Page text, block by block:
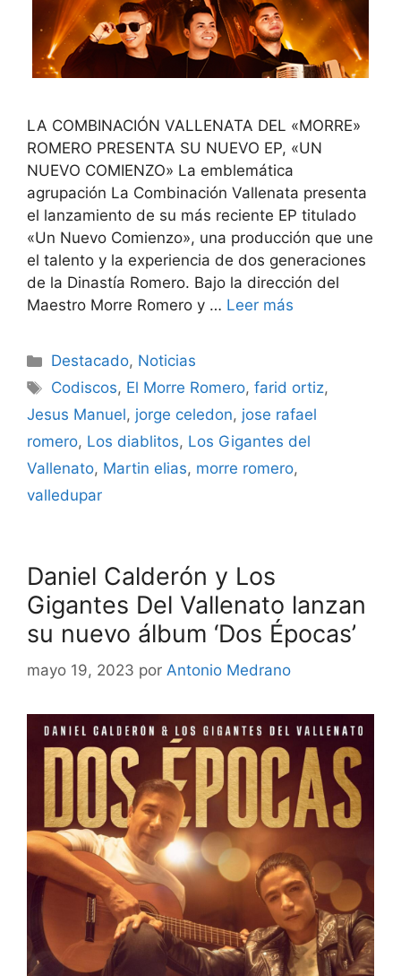
LA COMBINACIÓN VALLENATA DEL «MORRE»
ROMERO PRESENTA SU NUEVO EP, «UN
NUEVO COMIENZO» La emblemática
agrupación La Combinación Vallenata presenta
el lanzamiento de su más reciente EP titulado
«Un Nuevo Comienzo», una producción que une
el talento y la experiencia de dos generaciones
de la Dinastía Romero. Bajo la dirección del
Maestro Morre Romero y … Leer más
Destacado, Noticias
Codiscos, El Morre Romero,farid ortiz,
Jesus Manuel, jorge celedon, jose rafael
romero, Los diablitos, Los Gigantes del
Vallenato, Martin elias, morre romero,
valledupar
Daniel Calderón y Los
Gigantes Del Vallenato lanzan
su nuevo álbum ‘Dos Épocas’
mayo 19, 2023 por Antonio Medrano